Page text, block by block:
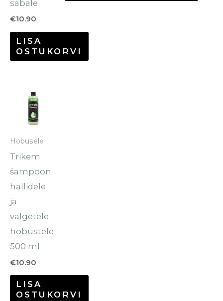
sabale
€10.90
LISA
OSTUKORVI
Hobusele
Trikem
šampoon
hallidele
ja
valgetele
hobustele
500 ml
€10.90
LISA
OSTUKORVI